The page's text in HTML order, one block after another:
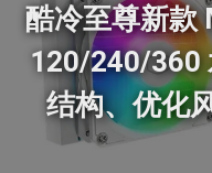
酷冷至尊新款
120/240/360
结构、优化